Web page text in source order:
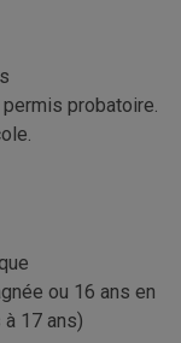
probatoire.
ou 16 ans en
17 ans)